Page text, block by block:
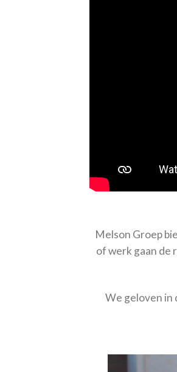
Melson Groep
of werk gaan de
We geloven in